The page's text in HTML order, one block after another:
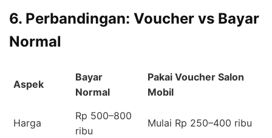
6. Perbandingan: Voucher vs Bayar
Normal
Aspek
Bayar
Normal
Pakai Voucher Salon
Mobil
Harga
Rp 500–800
ribu
Mulai Rp 250–400 ribu